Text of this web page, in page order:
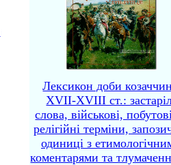
Лексикон доби
XVII-XVIII ст.:
слова, військові,
релігійні терміни,
одиниці з
коментарями та